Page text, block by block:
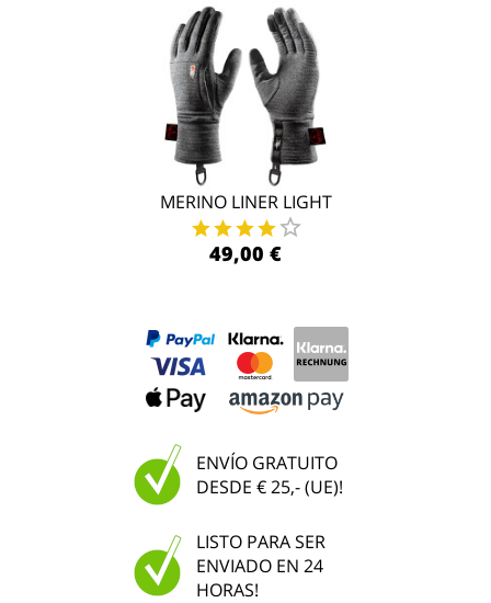
MERINO LINER LIGHT
49,00 €
ENVÍO GRATUITO
DESDE € 25,- (UE)!
LISTO PARA SER
ENVIADO EN 24
HORAS!